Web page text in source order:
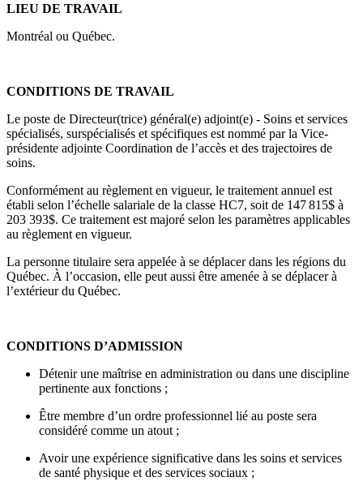
LIEU DE TRAVAIL
Montréal ou Québec.
CONDITIONS DE TRAVAIL
Le poste de Directeur(trice) général(e) adjoint(e) - Soins et services
spécialisés, surspécialisés et spécifiques est nommé par la Vice-
présidente adjointe Coordination de l’accès et des trajectoires de
soins.
Conformément au règlement en vigueur, le traitement annuel est
établi selon l’échelle salariale de la classe HC7, soit de 147 815$ à
203 393$. Ce traitement est majoré selon les paramètres applicables
au règlement en vigueur.
La personne titulaire sera appelée à se déplacer dans les régions du
Québec. À l’occasion, elle peut aussi être amenée à se déplacer à
l’extérieur du Québec.
CONDITIONS D’ADMISSION
Détenir une maîtrise en administration ou dans une discipline
pertinente aux fonctions ;
Être membre d’un ordre professionnel lié au poste sera
considéré comme un atout ;
Avoir une expérience significative dans les soins et services
de santé physique et des services sociaux ;